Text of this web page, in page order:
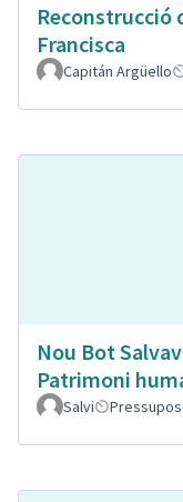
Reconstrucció
Francisca
Capitán Argüello
Nou Bot
Patrimoni
Salvi